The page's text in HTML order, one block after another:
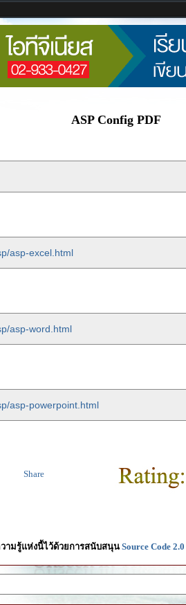
ASP Config PDF
asp-excel.html
asp-word.html
asp-powerpoint.html
Share
ามรู้แห่งนี้ไว้ด้วยการสนับสนุน Source Code 2.0